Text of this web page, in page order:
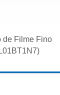
de Filme Fino